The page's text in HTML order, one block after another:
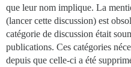
que leur nom implique. La
(lancer cette discussion) est
catégorie de discussion était
publications. Ces catégories
depuis que celle-ci a été